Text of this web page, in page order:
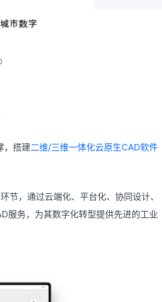
，搭建二维/三维一体化云原生CAD软件
节，通过云端化、平台化、协同设计、
服务，为其数字化转型提供先进的工业